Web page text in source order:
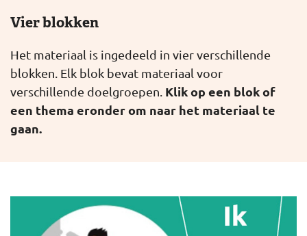
Vier blokken
Het materiaal is ingedeeld in vier verschillende
blokken. Elk blok bevat materiaal voor
verschillende doelgroepen. Klik op een blok of
een thema eronder om naar het materiaal te
gaan.